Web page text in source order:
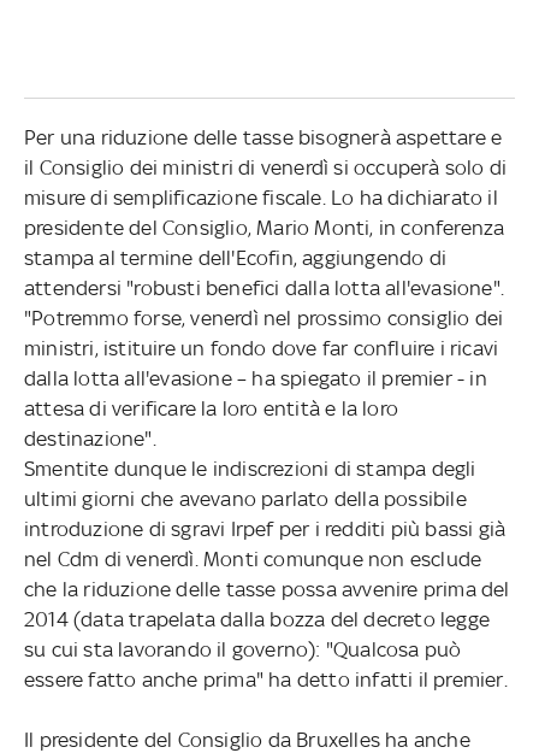
Per una riduzione delle tasse bisognerà aspettare e
il Consiglio dei ministri di venerdì si occuperà solo di
misure di semplificazione fiscale. Lo ha dichiarato il
presidente del Consiglio, Mario Monti, in conferenza
stampa al termine dell'Ecofin, aggiungendo di
attendersi "robusti benefici dalla lotta all'evasione".
"Potremmo forse, venerdì nel prossimo consiglio dei
ministri, istituire un fondo dove far confluire i ricavi
dalla lotta all'evasione – ha spiegato il premier - in
attesa di verificare la loro entità e la loro
destinazione".
Smentite dunque le indiscrezioni di stampa degli
ultimi giorni che avevano parlato della possibile
introduzione di sgravi Irpef per i redditi più bassi già
nel Cdm di venerdì. Monti comunque non esclude
che la riduzione delle tasse possa avvenire prima del
2014 (data trapelata dalla bozza del decreto legge
su cui sta lavorando il governo): "Qualcosa può
essere fatto anche prima" ha detto infatti il premier.
Il presidente del Consiglio da Bruxelles ha anche